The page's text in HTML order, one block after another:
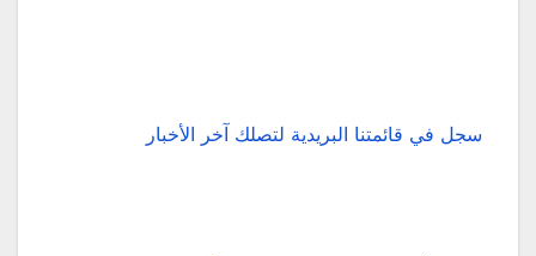
سجل في قائمتنا البريدية لتصلك آخر الأخبار